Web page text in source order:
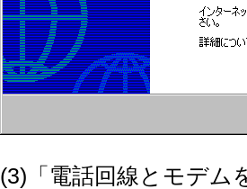
(3)「電話回線とモデム